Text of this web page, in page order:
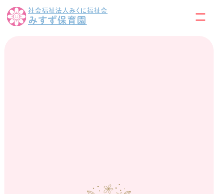
社会福祉法人みくに福祉会
みすず保育園